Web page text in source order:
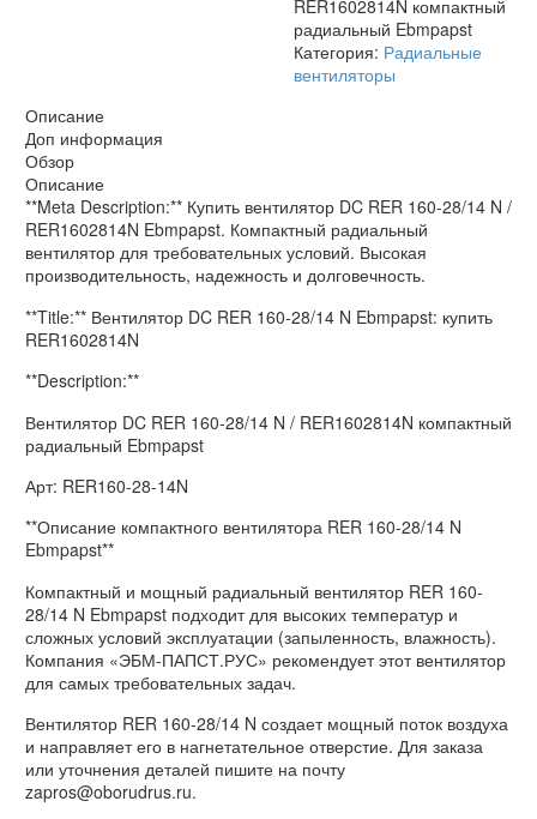
RER1602814N компактный
радиальный Ebmpapst
Категория: Радиальные
вентиляторы
Описание
Доп информация
Обзор
Описание
**Meta Description:** Купить вентилятор DC RER 160-28/14 N /
RER1602814N Ebmpapst. Компактный радиальный
вентилятор для требовательных условий. Высокая
производительность, надежность и долговечность.
**Title:** Вентилятор DC RER 160-28/14 N Ebmpapst: купить
RER1602814N
**Description:**
Вентилятор DC RER 160-28/14 N / RER1602814N компактный
радиальный Ebmpapst
Арт: RER160-28-14N
**Описание компактного вентилятора RER 160-28/14 N
Ebmpapst**
Компактный и мощный радиальный вентилятор RER 160-
28/14 N Ebmpapst подходит для высоких температур и
сложных условий эксплуатации (запыленность, влажность).
Компания «ЭБМ-ПАПСТ.РУС» рекомендует этот вентилятор
для самых требовательных задач.
Вентилятор RER 160-28/14 N создает мощный поток воздуха
и направляет его в нагнетательное отверстие. Для заказа
или уточнения деталей пишите на почту
zapros@oborudrus.ru.